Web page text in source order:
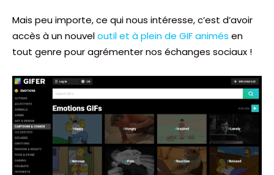
Mais peu importe, ce qui nous intéresse, c’est d’avoir
accès à un nouveloutil et à plein de GIF animés en
tout genre pour agrémenter nos échanges sociaux !